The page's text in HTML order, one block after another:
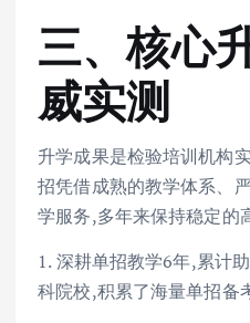
三、核心
威实测
升学成果是检验培训机构
招凭借成熟的教学体系、
学服务,多年来保持稳定的
1. 深耕单招教学6年,累计
科院校,积累了海量单招备